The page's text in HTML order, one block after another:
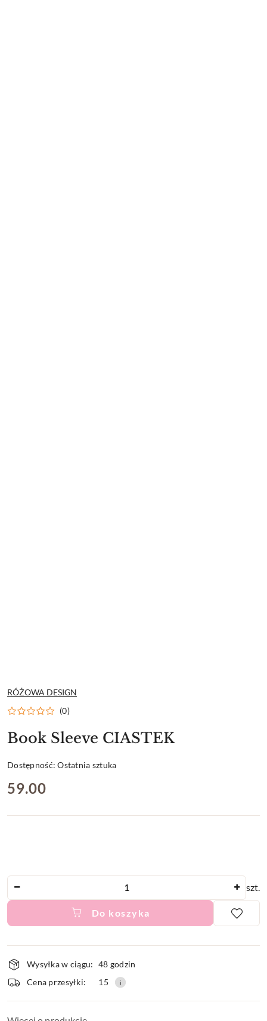
NAZWA
PRODUCENTA:
RÓŻOWA DESIGN
(0)
Book Sleeve CIASTEK
Dostępność:Ostatnia sztuka
cena:
59.00
szt.
Do koszyka
i
dostawa
Wysyłka w ciągu: 48 godzin
Cena przesyłki:
15